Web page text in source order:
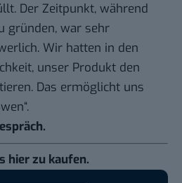
Der Zeitpunkt, während
gründen, war sehr
Wir hatten in den
unser Produkt den
Das ermöglicht uns
hierzu kaufen.